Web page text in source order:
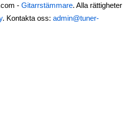
- Gitarrstämmare. Alla rättigheter
. Kontakta oss: admin@tuner-